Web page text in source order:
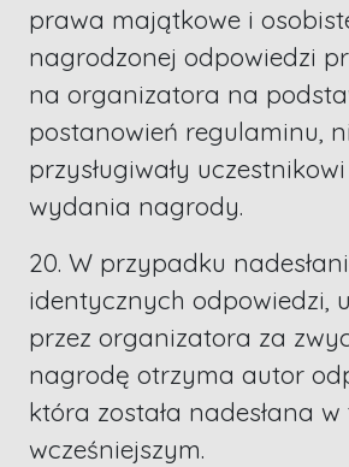
prawa majątkowe i
nagrodzonej odpowiedzi
na organizatora na
postanowień regulaminu,
przysługiwały
wydania nagrody.
20. W przypadku
identycznych odpowiedzi,
przez organizatora za
nagrodę otrzyma autor
która została nadesłana
wcześniejszym.